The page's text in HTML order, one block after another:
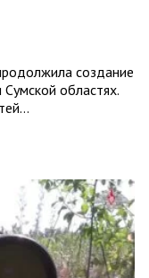
создание
областях.